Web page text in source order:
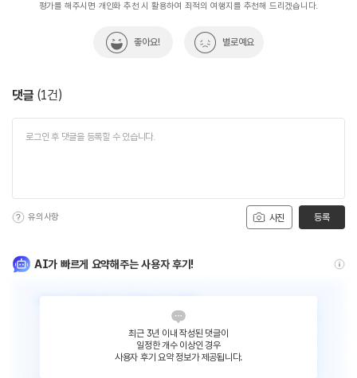
평가를 해주시면 개인화 추천 시 활용하여 최적의 여행지를 추천해 드리겠습니다.
좋아요! 별로예요
댓글 (1건)
사진
유의사항 등록
AI가 빠르게 요약해주는 사용자 후기!
최근 3년 이내 작성된 댓글이
일정한 개수 이상인 경우
사용자 후기 요약 정보가 제공됩니다.